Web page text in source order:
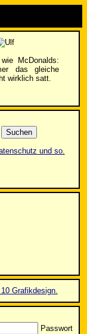
McDonalds:
das gleiche
wirklich satt.
und so.
Passwort